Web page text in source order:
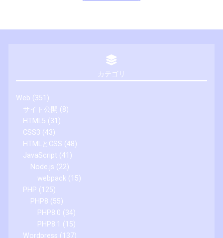
カテゴリ
Web (351)
サイト公開 (8)
HTML5 (31)
CSS3 (43)
HTMLとCSS (48)
JavaScript (41)
Node.js (22)
webpack (15)
PHP (125)
PHP8 (55)
PHP8.0 (34)
PHP8.1 (15)
Wordpress (137)